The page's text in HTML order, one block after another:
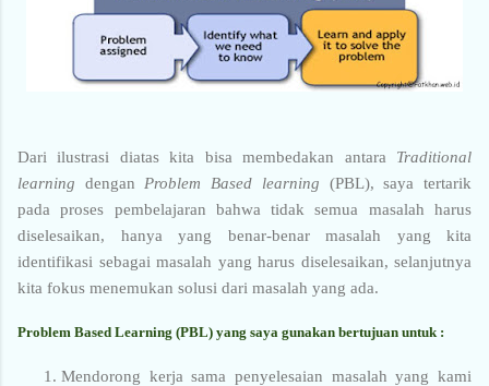
Dari ilustrasi diatas kita bisa membedakan antara Traditional
learning dengan Problem Based learning (PBL), saya tertarik
pada proses pembelajaran bahwa tidak semua masalah harus
diselesaikan, hanya yang benar-benar masalah yang kita
identifikasi sebagai masalah yang harus diselesaikan, selanjutnya
kita fokus menemukan solusi dari masalah yang ada.
Problem Based Learning (PBL) yang saya gunakan bertujuan untuk :
Mendorong kerja sama penyelesaian masalah yang kami